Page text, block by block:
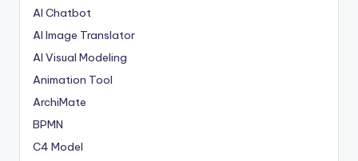
AI Chatbot
AI Image Translator
AI Visual Modeling
Animation Tool
ArchiMate
BPMN
C4 Model